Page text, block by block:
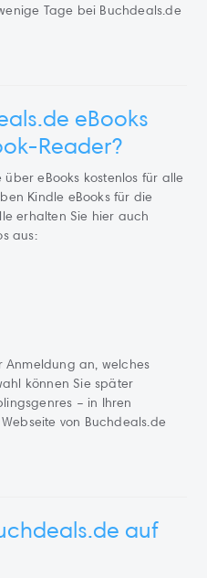
Tage bei Buchdeals.de
eBooks
Reader?
eBooks kostenlos für alle
Kindle eBooks für die
erhalten Sie hier auch
aus:
an, welches
können Sie später
– in Ihren
von Buchdeals.de
auf